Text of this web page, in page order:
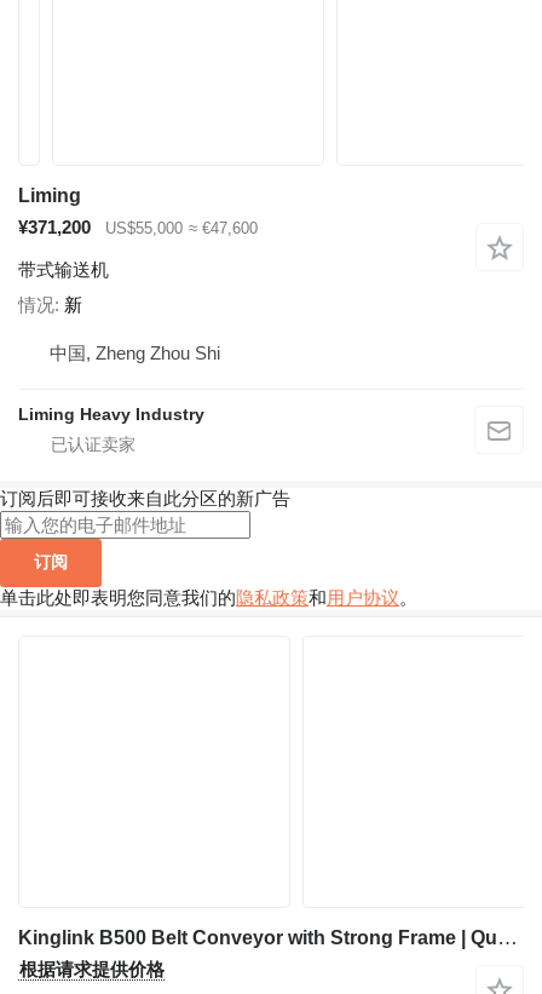
Liming
¥371,200
US$55,000 ≈ €47,600
带式输送机
情况 新
中国, Zheng Zhou Shi
Liming Heavy Industry
订阅后即可接收来自此分区的新广告
订阅
单击此处即表明您同意我们的隐私政策和用户协议。
Kinglink B500 Belt Conveyor with Strong Frame | Quarry | Mining
根据请求提供价格